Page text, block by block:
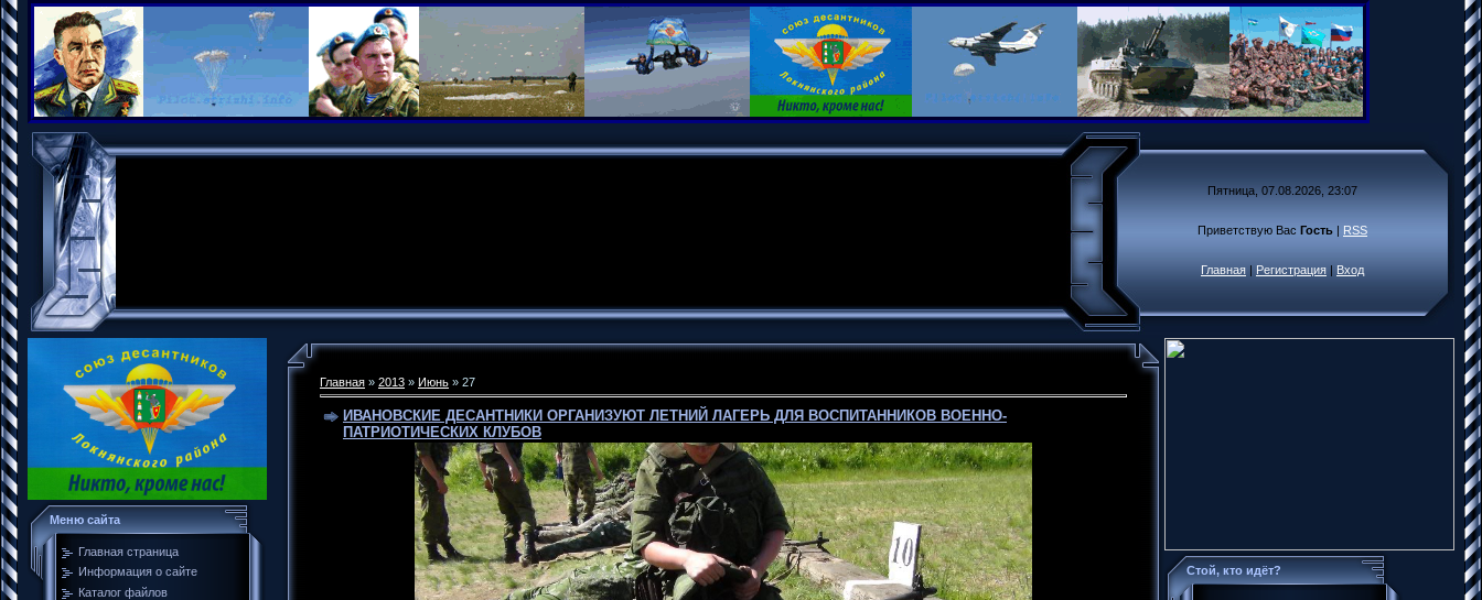
Пятница, 07.08.2026, 23:07
Приветствую Вас Гость | RSS
Главная | Регистрация | Вход
Меню сайта
Главная страница
Информация о сайте
Каталог файлов
Главная » 2013 » Июнь » 27
ИВАНОВСКИЕ ДЕСАНТНИКИ ОРГАНИЗУЮТ ЛЕТНИЙ ЛАГЕРЬ ДЛЯ ВОСПИТАННИКОВ ВОЕННО-
ПАТРИОТИЧЕСКИХ КЛУБОВ
Стой, кто идёт?